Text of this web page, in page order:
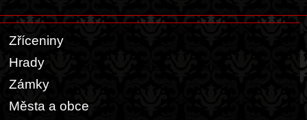
Zříceniny
Hrady
Zámky
Města a obce